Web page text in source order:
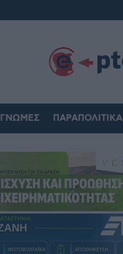
ΓΝΏΜΕΣ ΠΑΡΑΠΟΛΙΤΙΚΆ